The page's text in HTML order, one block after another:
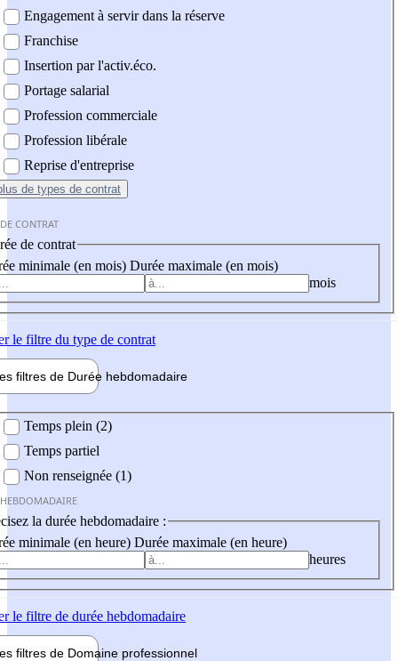
Engagement à servir dans la réserve
Franchise
Insertion par l'activ.éco.
Portage salarial
Profession commerciale
Profession libérale
Reprise d'entreprise
de types de contrat
CONTRAT
de contrat
minimale (en mois) Durée maximale (en mois)
mois
le filtre du type de contrat
filtres de Durée hebdomadaire
Temps plein (2)
Temps partiel
Non renseignée (1)
la durée hebdomadaire :
minimale (en heure) Durée maximale (en heure)
heures
le filtre de durée hebdomadaire
filtres de Domaine professionnel